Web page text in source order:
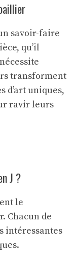
savoir-faire
qu’il
transforment
d’art uniques,
ravir leurs
J ?
le
Chacun de
intéressantes